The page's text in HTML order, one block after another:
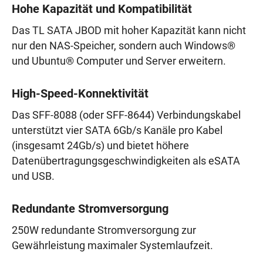
Hohe Kapazität und Kompatibilität
Das TL SATA JBOD mit hoher Kapazität kann nicht
nur den NAS-Speicher, sondern auch Windows®
und Ubuntu® Computer und Server erweitern.
High-Speed-Konnektivität
Das SFF-8088 (oder SFF-8644) Verbindungskabel
unterstützt vier SATA 6Gb/s Kanäle pro Kabel
(insgesamt 24Gb/s) und bietet höhere
Datenübertragungsgeschwindigkeiten als eSATA
und USB.
Redundante Stromversorgung
250W redundante Stromversorgung zur
Gewährleistung maximaler Systemlaufzeit.